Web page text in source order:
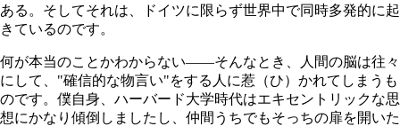
ある。そしてそれは、ドイツに限らず世界中で同時多発的に起
きているのです。
何が本当のことかわからない――そんなとき、人間の脳は往々
にして、"確信的な物言い"をする人に惹（ひ）かれてしまうも
のです。僕自身、ハーバード大学時代はエキセントリックな思
想にかなり傾倒しましたし、仲間うちでもそっちの扉を開いた